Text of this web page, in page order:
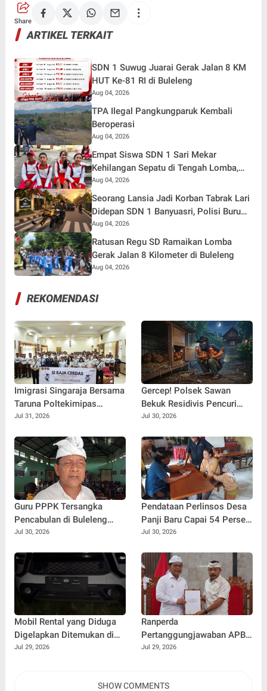
Share
ARTIKEL TERKAIT
SDN 1 Suwug Juarai Gerak Jalan 8 KM
HUT Ke-81 RI di Buleleng
Aug 04, 2026
TPA Ilegal Pangkungparuk Kembali
Beroperasi
Aug 04, 2026
Empat Siswa SDN 1 Sari Mekar
Kehilangan Sepatu di Tengah Lomba,
Tetap Tempuh 7 Kilometer Demi Merah
Putih
Aug 04, 2026
Seorang Lansia Jadi Korban Tabrak Lari
Didepan SDN 1 Banyuasri, Polisi Buru
Pengendara
Aug 04, 2026
Ratusan Regu SD Ramaikan Lomba
Gerak Jalan 8 Kilometer di Buleleng
Aug 04, 2026
REKOMENDASI
Imigrasi Singaraja Bersama
Taruna Poltekimipas
Edukasi Ratusan Pelajar
Cerdas
Jul 31, 2026
Gercep! Polsek Sawan
Bekuk Residivis Pencuri
Dua Ekor Ayam Kurang dari
Jul 30, 2026
Guru PPPK Tersangka
Pencabulan di Buleleng
Diberhentikan Sementara
Jul 30, 2026
Pendataan Perlinsos Desa
Panji Baru Capai 54 Persen,
Sekwan Bali Minta Kadus
Jul 30, 2026
Mobil Rental yang Diduga
Digelapkan Ditemukan di
Hutan Buleleng, GPS
Jul 29, 2026
Ranperda
Pertanggungjawaban APBD
2025 Disepakati, Siap
Jul 29, 2026
SHOW COMMENTS